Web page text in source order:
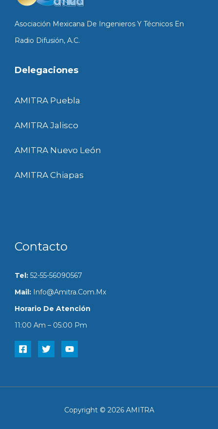
Asociación Mexicana De Ingenieros Y Técnicos En
Radio Difusión, A.C.
Delegaciones
AMITRA Puebla
AMITRA Jalisco
AMITRA Nuevo León
AMITRA Chiapas
Contacto
Tel: 52-55-56090567
Mail: Info@amitra.com.mx
Horario De Atención
11:00 Am – 05:00 Pm
Copyright © 2026 AMITRA